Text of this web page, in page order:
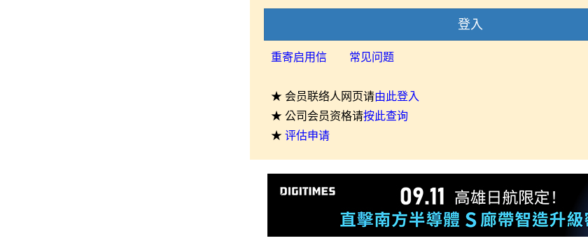
登入
重寄启用信 常见问题
★ 会员联络人网页请由此登入
★ 公司会员资格请按此查询
★ 评估申请